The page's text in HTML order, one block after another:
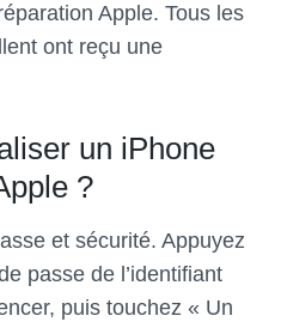
Apple. Tous les
ont reçu une
un iPhone
?
et sécurité. Appuyez
passe de l’identifiant
puis touchez « Un